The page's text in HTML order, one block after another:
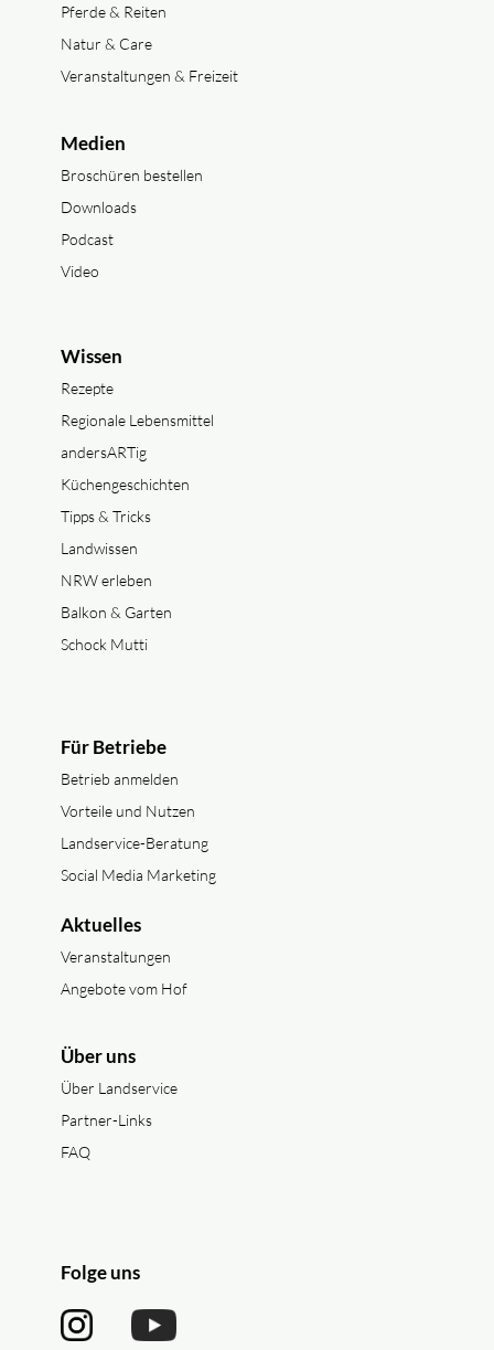
Pferde & Reiten
Natur & Care
Veranstaltungen & Freizeit
Medien
Broschüren bestellen
Downloads
Podcast
Video
Wissen
Rezepte
Regionale Lebensmittel
andersARTig
Küchengeschichten
Tipps & Tricks
Landwissen
NRW erleben
Balkon & Garten
Schock Mutti
Für Betriebe
Betrieb anmelden
Vorteile und Nutzen
Landservice-Beratung
Social Media Marketing
Aktuelles
Veranstaltungen
Angebote vom Hof
Über uns
Über Landservice
Partner-Links
FAQ
Folge uns